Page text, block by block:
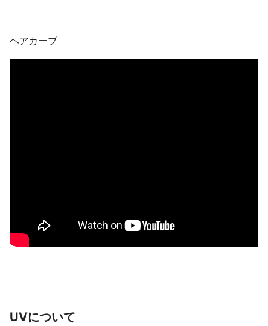
ヘアカーブ
UVについて